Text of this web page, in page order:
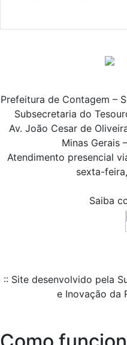
Prefeitura de Contagem –
Subsecretaria do
Av. João Cesar de
Minas Gerais
Atendimento presencial
sexta-
Saiba
:: Site desenvolvido pela
e Inovação da